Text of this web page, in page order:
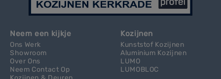
Neem een kijkje
Ons Werk
Showroom
Over Ons
Neem Contact Op
Kozijnen
Kunststof Kozijnen
Aluminium Kozijnen
LUMO
LUMOBLOC